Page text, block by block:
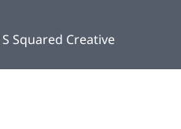
S Squared Creative